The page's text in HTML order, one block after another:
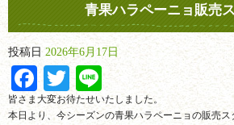
青果ハラペーニョ販売
投稿日 2026年6月17日
Facebook
Twitter
Line
皆さま大変お待たせいたしました。
本日より、今シーズンの青果ハラペーニョの販売ス